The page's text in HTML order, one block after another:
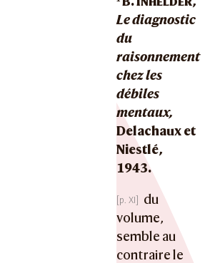
Le diagnostic
du
raisonnement
chez les
débiles
mentaux,
Delachaux et
Niestlé,
1943.
du
volume,
semble au
contraire le